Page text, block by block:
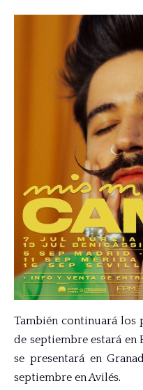
También continuará los
de septiembre estará en
se presentará en
septiembre en Avilés.